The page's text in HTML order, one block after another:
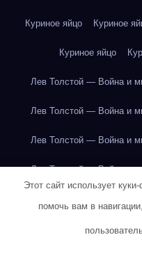
Куриное яйцо Куриное
Куриное яйцо
Лев Толстой — Война и
Лев Толстой — Война и
Лев Толстой — Война и
Лев Толстой — Война и
Лев Толстой — Война и
Этот сайт использует
помочь вам в